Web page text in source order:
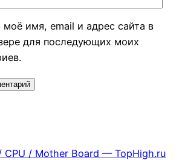
моё имя, email и адрес сайта в
для последующих моих
CPU / Mother Board — TopHigh.ru